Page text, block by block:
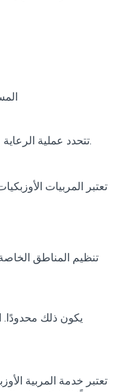
تتحدد عملية الرعاية وفقًا لحالة صحة الفرد ومستوى احتياجاته.
تعتبر المربيات
تنظيم المناطق
يكون ذلك
تعتبر خدمة المربية